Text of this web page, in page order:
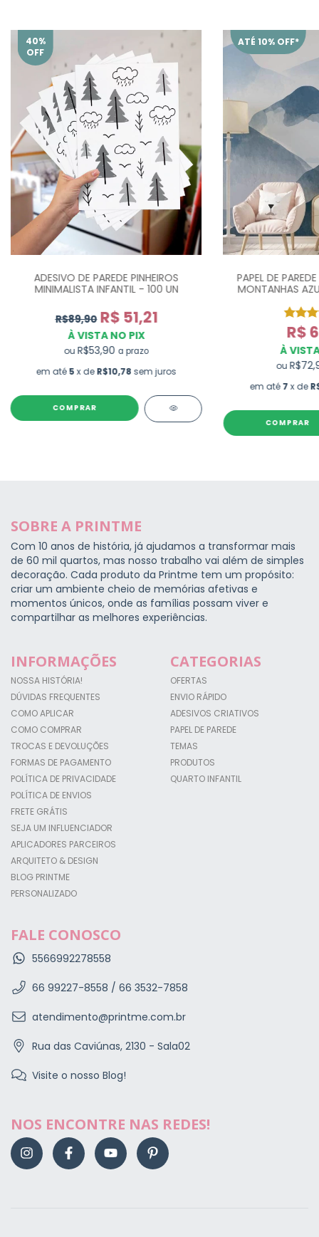
40%
OFF
ADESIVO DE PAREDE PINHEIROS
MINIMALISTA INFANTIL - 100 UN
R$89,90 R$ 51,21
À VISTA NO PIX
ou R$53,90 a prazo
em até5 x deR$10,78 sem juros
COMPRAR
ATÉ 10% OFF*
PAPEL DE
MONTANHAS
R$
À
ou
em até7 x de
SOBRE A PRINTME
Com 10 anos de história, já ajudamos a transformar mais
de 60 mil quartos, mas nosso trabalho vai além de simples
decoração. Cada produto da Printme tem um propósito:
criar um ambiente cheio de memórias afetivas e
momentos únicos, onde as famílias possam viver e
compartilhar as melhores experiências.
INFORMAÇÕES
NOSSA HISTÓRIA!
DÚVIDAS FREQUENTES
COMO APLICAR
COMO COMPRAR
TROCAS E DEVOLUÇÕES
FORMAS DE PAGAMENTO
POLÍTICA DE PRIVACIDADE
POLÍTICA DE ENVIOS
FRETE GRÁTIS
SEJA UM INFLUENCIADOR
APLICADORES PARCEIROS
ARQUITETO & DESIGN
BLOG PRINTME
PERSONALIZADO
CATEGORIAS
OFERTAS
ENVIO RÁPIDO
ADESIVOS CRIATIVOS
PAPEL DE PAREDE
TEMAS
PRODUTOS
QUARTO INFANTIL
FALE CONOSCO
5566992278558
66 99227-8558 / 66 3532-7858
atendimento@printme.com.br
Rua das Caviúnas, 2130 - Sala02
Visite o nosso Blog!
NOS ENCONTRE NAS REDES!